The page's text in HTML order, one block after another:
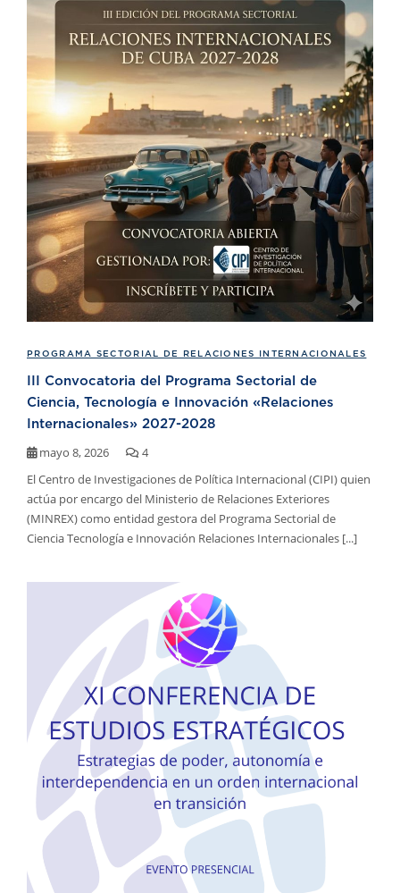
PROGRAMA SECTORIAL DE RELACIONES INTERNACIONALES
III Convocatoria del Programa Sectorial de
Ciencia, Tecnología e Innovación «Relaciones
Internacionales» 2027-2028
mayo 8, 2026
4
El Centro de Investigaciones de Política Internacional (CIPI) quien
actúa por encargo del Ministerio de Relaciones Exteriores
(MINREX) como entidad gestora del Programa Sectorial de
Ciencia Tecnología e Innovación Relaciones Internacionales [...]